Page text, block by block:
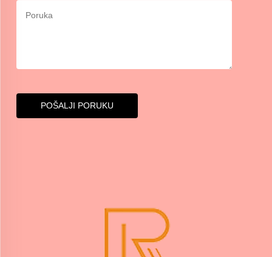
POŠALJI PORUKU